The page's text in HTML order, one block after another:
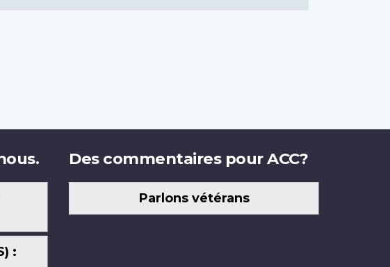
:
Des commentaires pour ACC?
Parlons vétérans